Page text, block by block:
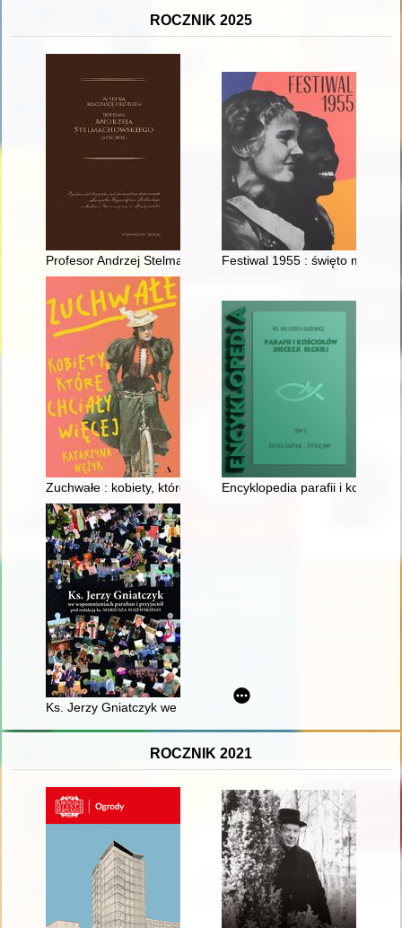
ROCZNIK 2025
Profesor Andrzej Stelmachowski w służbie Polonii i Polaków z
Festiwal 1955 : święto młodości
Zuchwałe : kobiety, które chciały więcejEncyklopedia parafii i
Ks. Jerzy Gniatczyk we wspomnieniach parafian i przyjaciół
ROCZNIK 2021